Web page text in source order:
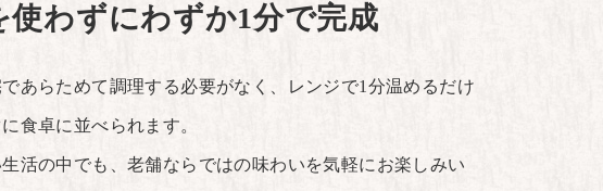
使わずにわずか1分で完成
であらためて調理する必要がなく、レンジで1分温めるだけ
食卓に並べられます。
活の中でも、老舗ならではの味わいを気軽にお楽しみい